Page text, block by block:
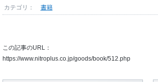
カテゴリ： 書籍
この記事のURL：
https://www.nitroplus.co.jp/goods/book/512.php